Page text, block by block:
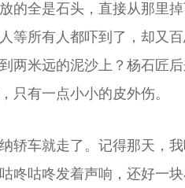
的全是石头，直接从那里
等所有人都吓到了，却又
两米远的泥沙上？杨石匠
只有一点小小的皮外伤。
轿车就走了。记得那天，
咚咕咚发着声响，还好一